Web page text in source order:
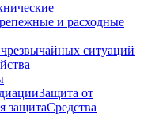
и расходные
ситуаций
Защита от
защитаСредства